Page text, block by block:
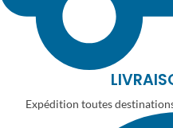
Expédition toutes